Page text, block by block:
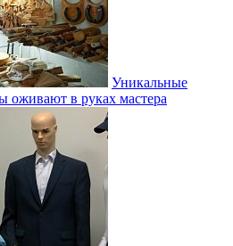
Уникальные
оживают в руках мастера